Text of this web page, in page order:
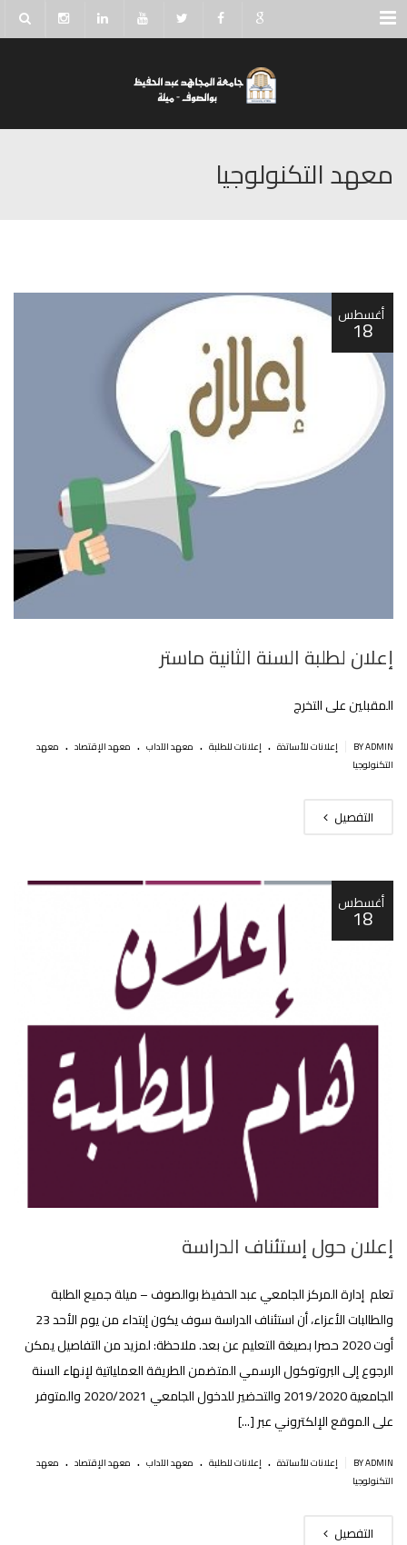
Menu
معهد التكنولوجيا
أغسطس
18
إعلان لطلبة السنة الثانية ماستر
المقبلين على التخرج
BY ADMIN إعلانات للأساتذة . إعلانات للطلبة . معهد الآداب . معهد الإقتصاد . معهد
التكنولوجيا
التفصيل
أغسطس
18
إعلان حول إستئناف الدراسة
تعلم إدارة المركز الجامعي عبد الحفيظ بوالصوف – ميلة جميع الطلبة
والطالبات الأعزاء، أن استئناف الدراسة سوف يكون إبتداء من يوم الأحد 23
أوت 2020 حصرا بصيغة التعليم عن بعد. ملاحظة: لمزيد من التفاصيل يمكن
الرجوع إلى البروتوكول الرسمي المتضمن الطريقة العملياتية لإنهاء السنة
الجامعية 2019/2020 والتحضير للدخول الجامعي 2020/2021 والمتوفر
على الموقع الإلكتروني عبر [...]
BY ADMIN إعلانات للأساتذة . إعلانات للطلبة . معهد الآداب . معهد الإقتصاد . معهد
التكنولوجيا
التفصيل